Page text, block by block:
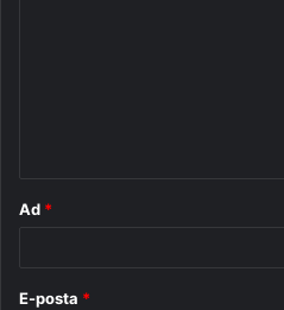
Ad *
E-posta *